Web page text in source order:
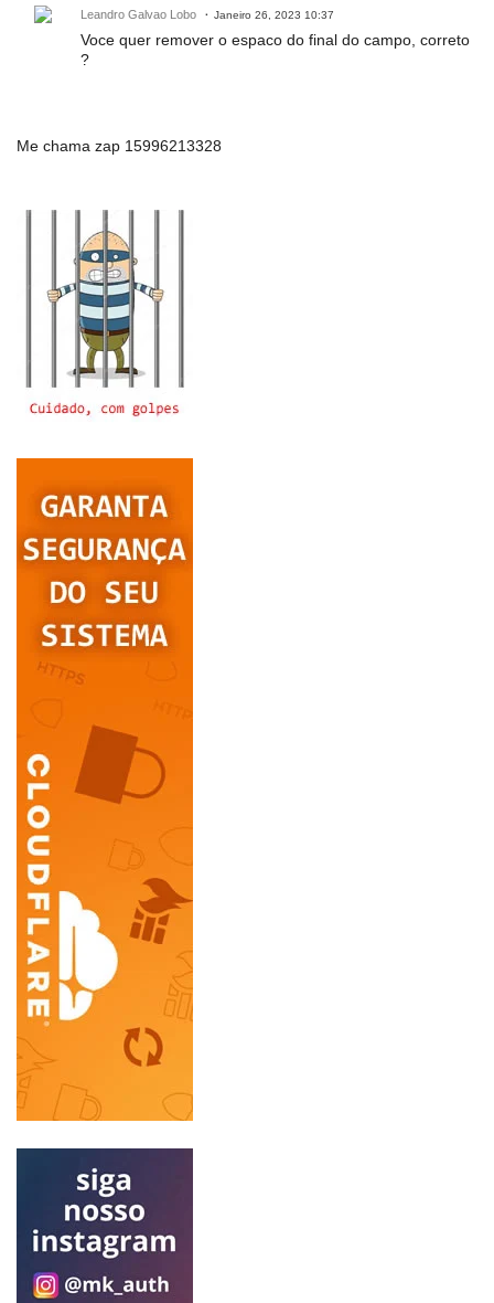
Leandro Galvao Lobo Janeiro 26, 2023 10:37
Voce quer remover o espaco do final do campo, correto
?
Me chama zap 15996213328